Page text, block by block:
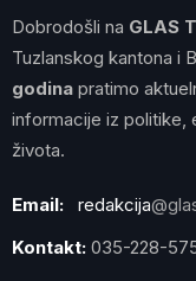
Dobrodošli na GLAS
Tuzlanskog kantona i
godina pratimo
informacije iz politike,
života.
Email: redakcija
Kontakt: 035-228-